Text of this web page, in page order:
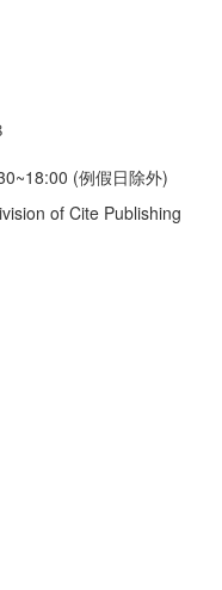
(例假日除外)
of Cite Publishing